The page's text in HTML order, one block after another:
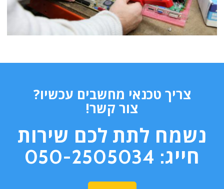
צריך טכנאי מחשבים עכשיו?
צור קשר!
נשמח לתת לכם שירות
חייג: 050-2505034